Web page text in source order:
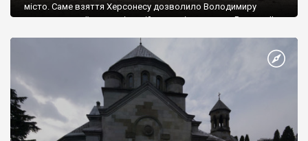
місто. Саме взяття Херсонесу дозволило Володимиру
диктувати свої умови візантійському імператору Василю ІІ, та
Херсонесі Володимир-язичник, став Василем-християнином.
А потім було Хрещення Русі. На честь Херсонесу Таврійського